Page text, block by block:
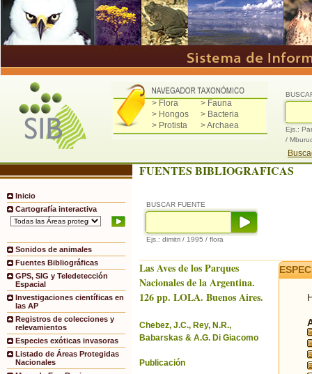
> Flora
> Fauna
> Hongos
> Bacteria
> Protista
> Archaea
Ejs.:
/
Inicio
Cartografía interactiva
Sonidos de animales
Fuentes Bibliográficas
GPS, SIG y Teledetección
Espacial
Investigaciones científicas en
las AP
Registros de colecciones y
relevamientos
Especies exóticas invasoras
Listado de Áreas Protegidas
Nacionales
FUENTES BIBLIOGRAFICAS
BUSCAR FUENTE
Ejs.: dimitri / 1995 / flora
Las Aves de los Parques
Nacionales de la Argentina.
126 pp. LOLA. Buenos Aires.
Chebez, J.C., Rey, N.R.,
Babarskas & A.G. Di Giacomo
Publicación